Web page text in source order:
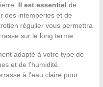
Il est essentiel de
des intempéries et de
régulier vous permettra
sur le long terme.
adapté à votre type de
et de l’humidité.
à l’eau claire pour